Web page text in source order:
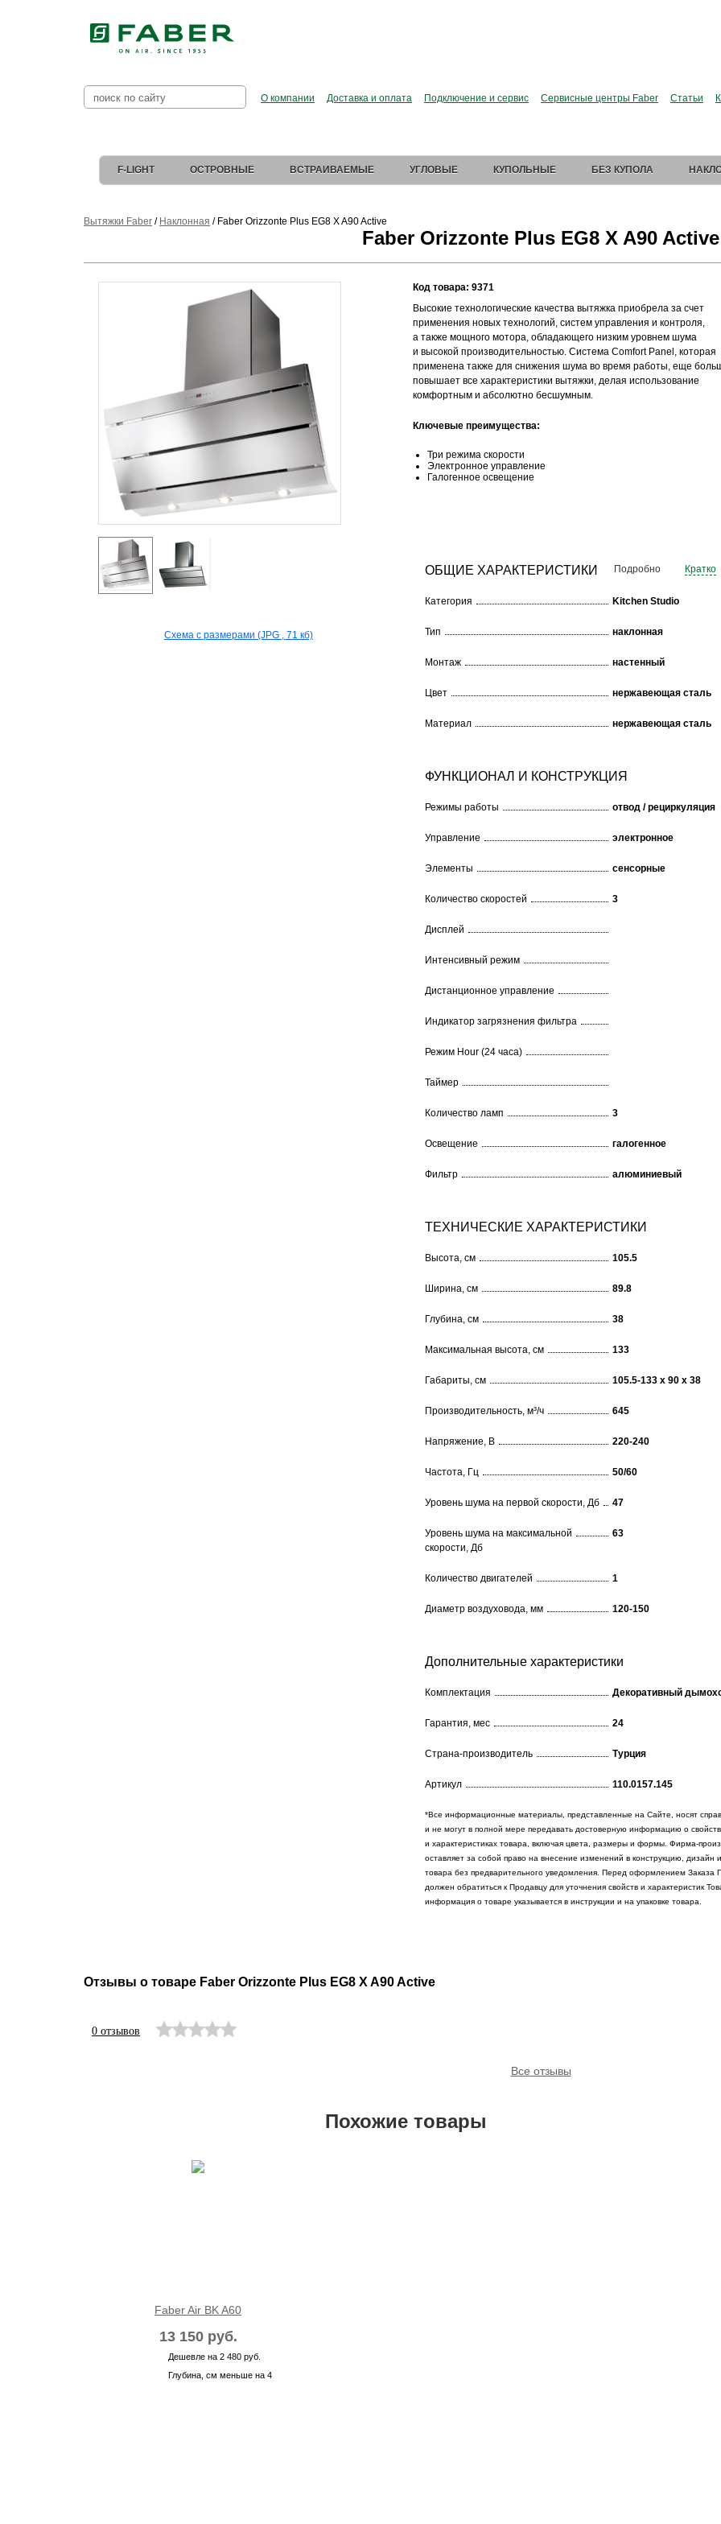
О компании Доставка и оплата Подключение и сервис Сервисные центры Faber Статьи
F-LIGHT ОСТРОВНЫЕ ВСТРАИВАЕМЫЕ УГЛОВЫЕ КУПОЛЬНЫЕ БЕЗ КУПОЛА
Вытяжки Faber / Наклонная / Faber Orizzonte Plus EG8 X A90 Active
Faber Orizzonte Plus EG8 X A90 Active
Схема с размерами (JPG , 71 кб)
Код товара: 9371
Высокие технологические качества вытяжка приобрела за счет
применения новых технологий, систем управления и контроля,
а также мощного мотора, обладающего низким уровнем шума
и высокой производительностью. Система Comfort Panel, которая
применена также для снижения шума во время работы, еще
повышает все характеристики вытяжки, делая использование
комфортным и абсолютно бесшумным.
Ключевые преимущества:
Три режима скорости
Электронное управление
Галогенное освещение
ОБЩИЕ ХАРАКТЕРИСТИКИ Подробно Кратко
Kitchen Studio
Категория
наклонная
Тип
настенный
Монтаж
нержавеющая сталь
Цвет
нержавеющая сталь
Материал
ФУНКЦИОНАЛ И КОНСТРУКЦИЯ
отвод / рециркуляция
Режимы работы
электронное
Управление
сенсорные
Элементы
3
Количество скоростей
Дисплей
Интенсивный режим
Дистанционное управление
Индикатор загрязнения фильтра
Режим Hour (24 часа)
Таймер
3
Количество ламп
галогенное
Освещение
алюминиевый
Фильтр
ТЕХНИЧЕСКИЕ ХАРАКТЕРИСТИКИ
105.5
Высота, см
89.8
Ширина, см
38
Глубина, см
133
Максимальная высота, см
105.5-133 x 90 x 38
Габариты, см
645
Производительность, м³/ч
220-240
Напряжение, В
50/60
Частота, Гц
47
Уровень шума на первой скорости, Дб
63
Уровень шума на максимальной
скорости, Дб
1
Количество двигателей
120-150
Диаметр воздуховода, мм
Дополнительные характеристики
Декоративный
Комплектация
24
Гарантия, мес
Турция
Cтрана-производитель
110.0157.145
Артикул
*Все информационные материалы, представленные на Сайте, носят
и не могут в полной мере передавать достоверную информацию о
и характеристиках товара, включая цвета, размеры и формы. Фирма-
оставляет за собой право на внесение изменений в конструкцию, дизайн
товара без предварительного уведомления. Перед оформлением Заказа
должен обратиться к Продавцу для уточнения свойств и характеристик
информация о товаре указывается в инструкции и на упаковке товара.
Отзывы о товаре Faber Orizzonte Plus EG8 X A90 Active
0 отзывов
Все отзывы
Похожие товары
Faber Air BK A60
13 150 руб.
Дешевле на 2 480 руб.
Глубина, см меньше на 4